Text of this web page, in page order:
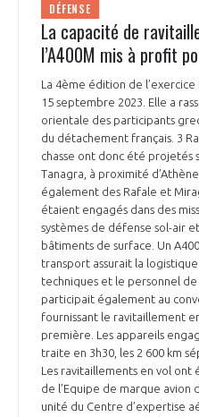
DÉFENSE
La capacité de
l’A400M mis à profit
La 4ème édition de l’exercice
15 septembre 2023. Elle a
orientale des participants
du détachement français. 3
chasse ont donc été projetés
Tanagra, à proximité
également des Rafale et
étaient engagés dans des
systèmes de défense sol-air
bâtiments de surface. Un
transport assurait la
techniques et le personnel
participait également au
fournissant le ravitaillement
première. Les appareils
traite en 3h30, les 2 600 km
Les ravitaillements en vol
de l’Equipe de marque avion
unité du Centre d’expertise